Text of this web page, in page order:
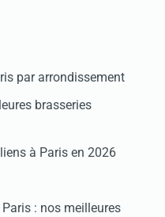
par arrondissement
brasseries
à Paris en 2026
: nos meilleures